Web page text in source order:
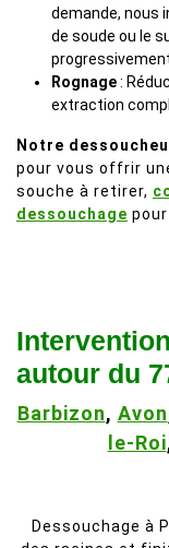
demande, nous
de soude ou le
Rognage:
extraction
Notre
pour vous offrir
souche à retirer,
dessouchage
autour du
Barbizon, Avon
le-Roi
Dessouchage à